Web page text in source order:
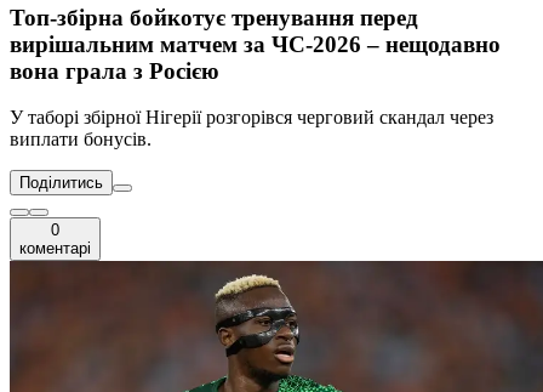
Топ-збірна бойкотує тренування перед
вирішальним матчем за ЧС-2026 – нещодавно
вона грала з Росією
У таборі збірної Нігерії розгорівся черговий скандал через
виплати бонусів.
Поділитись
0
коментарі